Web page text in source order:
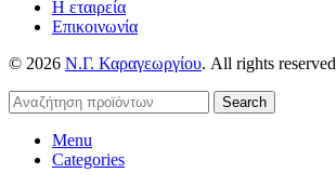
Η εταιρεία
Επικοινωνία
© 2026 Ν.Γ. Καραγεωργίου. All rights reserved
Search
Menu
Categories